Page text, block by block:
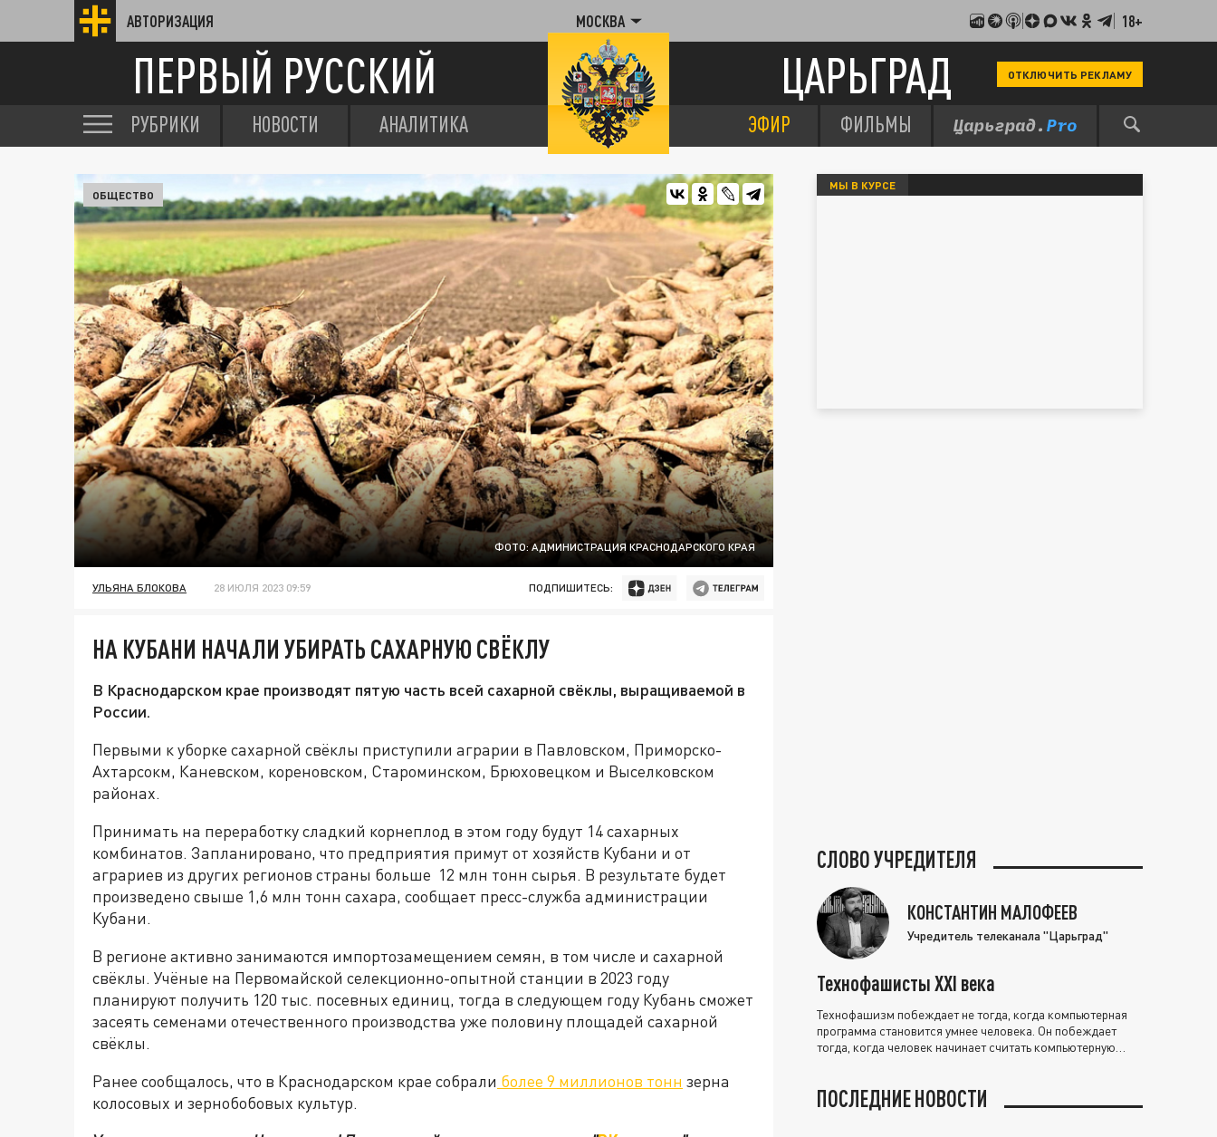
АВТОРИЗАЦИЯ МОСКВА 18+
ПЕРВЫЙ РУССКИЙ ЦАРЬГРАД ОТКЛЮЧИТЬ РЕКЛАМУ
РУБРИКИ НОВОСТИ АНАЛИТИКА ЭФИР ФИЛЬМЫ
ФОТО: АДМИНИСТРАЦИЯ КРАСНОДАРСКОГО КРАЯ
ОБЩЕСТВО
УЛЬЯНА БЛОКОВА 28 ИЮЛЯ 2023 09:59 ПОДПИШИТЕСЬ:
НА КУБАНИ НАЧАЛИ УБИРАТЬ САХАРНУЮ СВЁКЛУ
В Краснодарском крае производят пятую часть всей сахарной свёклы, выращиваемой в
России.
Первыми к уборке сахарной свёклы приступили аграрии в Павловском, Приморско-
Ахтарсокм, Каневском, кореновском, Староминском, Брюховецком и Выселковском
районах.
Принимать на переработку сладкий корнеплод в этом году будут 14 сахарных
комбинатов. Запланировано, что предприятия примут от хозяйств Кубани и от
аграриев из других регионов страны больше 12 млн тонн сырья. В результате будет
произведено свыше 1,6 млн тонн сахара, сообщает пресс-служба администрации
Кубани.
В регионе активно занимаются импортозамещением семян, в том числе и сахарной
свёклы. Учёные на Первомайской селекционно-опытной станции в 2023 году
планируют получить 120 тыс. посевных единиц, тогда в следующем году Кубань сможет
засеять семенами отечественного производства уже половину площадей сахарной
свёклы.
Ранее сообщалось, что в Краснодарском крае собрали более 9 миллионов тонн зерна
колосовых и зернобобовых культур.
МЫ В КУРСЕ
СЛОВО УЧРЕДИТЕЛЯ
КОНСТАНТИН МАЛОФЕЕВ
Учредитель телеканала "Царьград"
Технофашисты XXI века
Технофашизм побеждает не тогда, когда компьютерная
программа становится умнее человека. Он побеждает
тогда, когда человек начинает считать компьютерную
ПОСЛЕДНИЕ НОВОСТИ